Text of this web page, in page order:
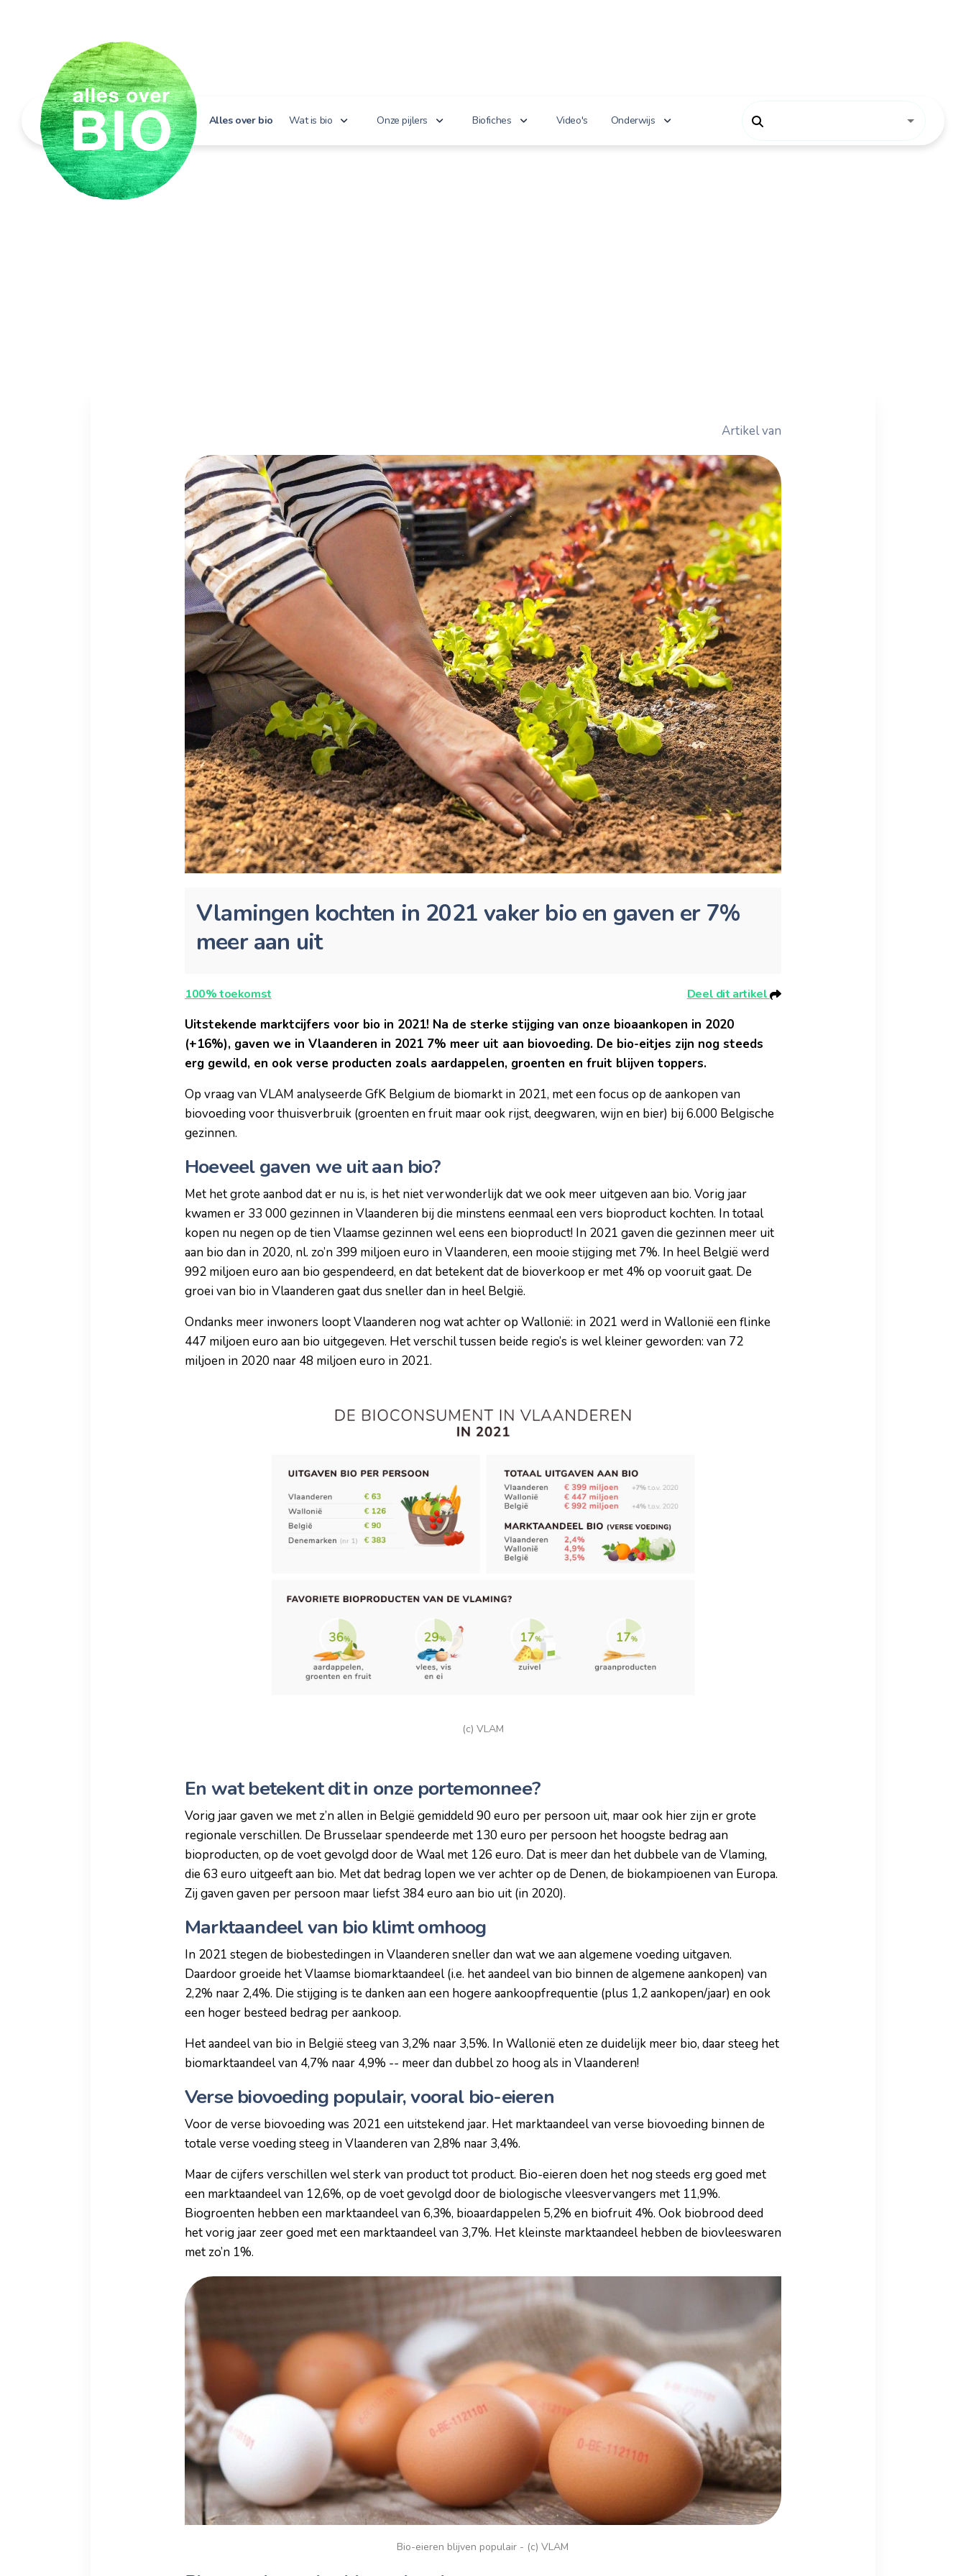
Alles over bio Wat is bio Onze pijlers Biofiches Video's Onderwijs
Artikel van
Vlamingen kochten in 2021 vaker bio en gaven er 7%
meer aan uit
100% toekomst Deel dit artikel
Uitstekende marktcijfers voor bio in 2021! Na de sterke stijging van onze bioaankopen in 2020
(+16%), gaven we in Vlaanderen in 2021 7% meer uit aan biovoeding. De bio-eitjes zijn nog steeds
erg gewild, en ook verse producten zoals aardappelen, groenten en fruit blijven toppers.
Op vraag van VLAM analyseerde GfK Belgium de biomarkt in 2021, met een focus op de aankopen van
biovoeding voor thuisverbruik (groenten en fruit maar ook rijst, deegwaren, wijn en bier) bij 6.000 Belgische
gezinnen.
Hoeveel gaven we uit aan bio?
Met het grote aanbod dat er nu is, is het niet verwonderlijk dat we ook meer uitgeven aan bio. Vorig jaar
kwamen er 33 000 gezinnen in Vlaanderen bij die minstens eenmaal een vers bioproduct kochten. In totaal
kopen nu negen op de tien Vlaamse gezinnen wel eens een bioproduct! In 2021 gaven die gezinnen meer uit
aan bio dan in 2020, nl. zo’n 399 miljoen euro in Vlaanderen, een mooie stijging met 7%. In heel België werd
992 miljoen euro aan bio gespendeerd, en dat betekent dat de bioverkoop er met 4% op vooruit gaat. De
groei van bio in Vlaanderen gaat dus sneller dan in heel België.
Ondanks meer inwoners loopt Vlaanderen nog wat achter op Wallonië: in 2021 werd in Wallonië een flinke
447 miljoen euro aan bio uitgegeven. Het verschil tussen beide regio’s is wel kleiner geworden: van 72
miljoen in 2020 naar 48 miljoen euro in 2021.
(c) VLAM
En wat betekent dit in onze portemonnee?
Vorig jaar gaven we met z’n allen in België gemiddeld 90 euro per persoon uit, maar ook hier zijn er grote
regionale verschillen. De Brusselaar spendeerde met 130 euro per persoon het hoogste bedrag aan
bioproducten, op de voet gevolgd door de Waal met 126 euro. Dat is meer dan het dubbele van de Vlaming,
die 63 euro uitgeeft aan bio. Met dat bedrag lopen we ver achter op de Denen, de biokampioenen van Europa.
Zij gaven gaven per persoon maar liefst 384 euro aan bio uit (in 2020).
Marktaandeel van bio klimt omhoog
In 2021 stegen de biobestedingen in Vlaanderen sneller dan wat we aan algemene voeding uitgaven.
Daardoor groeide het Vlaamse biomarktaandeel (i.e. het aandeel van bio binnen de algemene aankopen) van
2,2% naar 2,4%. Die stijging is te danken aan een hogere aankoopfrequentie (plus 1,2 aankopen/jaar) en ook
een hoger besteed bedrag per aankoop.
Het aandeel van bio in België steeg van 3,2% naar 3,5%. In Wallonië eten ze duidelijk meer bio, daar steeg het
biomarktaandeel van 4,7% naar 4,9% -- meer dan dubbel zo hoog als in Vlaanderen!
Verse biovoeding populair, vooral bio-eieren
Voor de verse biovoeding was 2021 een uitstekend jaar. Het marktaandeel van verse biovoeding binnen de
totale verse voeding steeg in Vlaanderen van 2,8% naar 3,4%.
Maar de cijfers verschillen wel sterk van product tot product. Bio-eieren doen het nog steeds erg goed met
een marktaandeel van 12,6%, op de voet gevolgd door de biologische vleesvervangers met 11,9%.
Biogroenten hebben een marktaandeel van 6,3%, bioaardappelen 5,2% en biofruit 4%. Ook biobrood deed
het vorig jaar zeer goed met een marktaandeel van 3,7%. Het kleinste marktaandeel hebben de biovleeswaren
met zo’n 1%.
Bio-eieren blijven populair - (c) VLAM